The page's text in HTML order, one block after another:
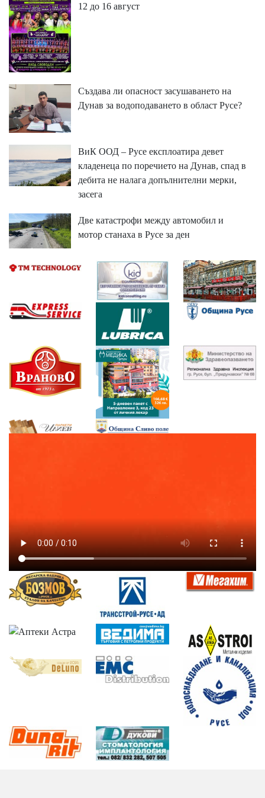
12 до 16 август
Създава ли опасност засушаването на
Дунав за водоподаването в област Русе?
ВиК ООД – Русе експлоатира девет
кладенеца по поречието на Дунав, спад в
дебита не налага допълнителни мерки,
засега
Две катастрофи между автомобил и
мотор станаха в Русе за ден